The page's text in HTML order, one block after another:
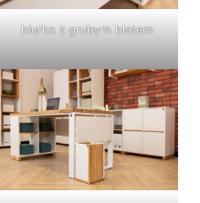
biurko z grubym blatem